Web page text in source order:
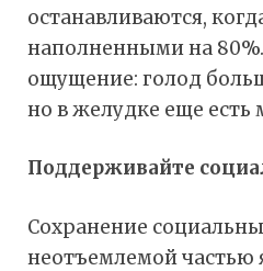
останавливаются,
наполненными на
ощущение: голод
но в желудке еще есть
Поддерживайте
Сохранение
неотъемлемой частью